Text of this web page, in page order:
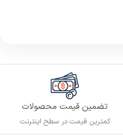
تضمین قیمت محصولات
کمترین قیمت در سطح اینترنت